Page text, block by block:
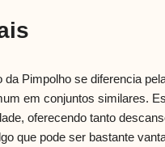
da Pimpolho se diferencia
em conjuntos similares.
oferecendo tanto
que pode ser bastante